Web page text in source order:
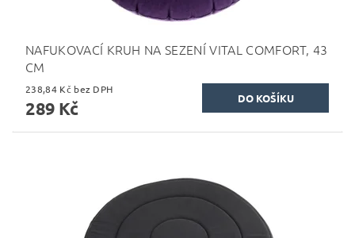
NAFUKOVACÍ KRUH NA SEZENÍ VITAL COMFORT, 43
CM
238,84 Kč bez DPH
289 Kč